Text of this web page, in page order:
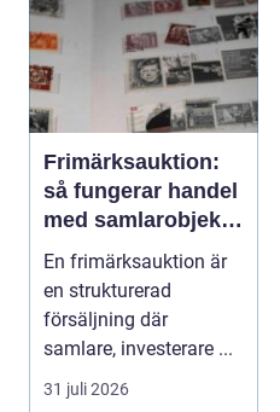
Frimärksauktion:
så fungerar handel
med samlarobjekt i
praktiken
En frimärksauktion är
en strukturerad
försäljning där
samlare, investerare ...
31 juli 2026